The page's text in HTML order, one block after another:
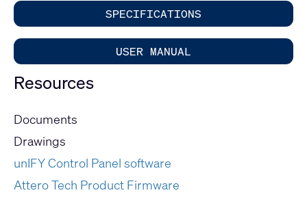
SPECIFICATIONS
USER MANUAL
Resources
Documents
Drawings
unIFY Control Panel software
Attero Tech Product Firmware